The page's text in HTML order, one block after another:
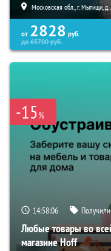
Московская обл., г. Мытищи, д.
от 2828 руб.
до65700руб.
-15%
14:58:05
Любые товары во
магазине Hoff